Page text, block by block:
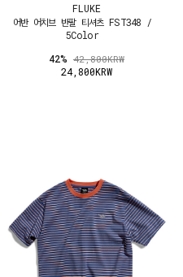
FLUKE
어반 어치브 반팔 티셔츠 FST348 /
5Color
42% 42,800KRW
24,800KRW